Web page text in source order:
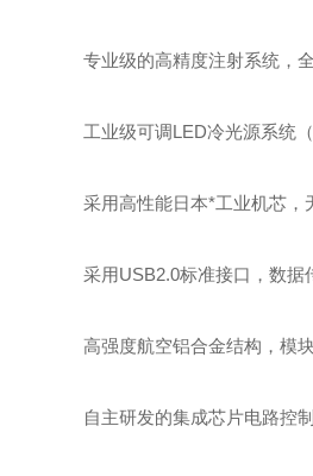
专业级的高精度注射系统，全
工业级可调LED冷光源系统（
采用高性能日本*工业机芯，
采用USB2.0标准接口，数据
高强度航空铝合金结构，模块
自主研发的集成芯片电路控制